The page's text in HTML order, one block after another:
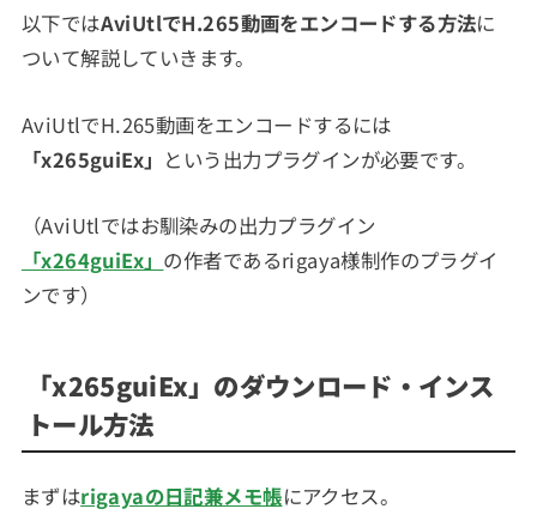
以下ではAviUtlでH.265動画をエンコードする方法に
ついて解説していきます。
AviUtlでH.265動画をエンコードするには
「x265guiEx」 という出力プラグインが必要です。
（AviUtlではお馴染みの出力プラグイン
「x264guiEx」 の作者であるrigaya様制作のプラグイ
ンです）
「x265guiEx」のダウンロード・インス
トール方法
まずはrigayaの日記兼メモ帳にアクセス。